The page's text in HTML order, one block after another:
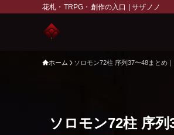
花札・TRPG・創作の入口 | サザノノ
ホーム ソロモン72柱 序列37〜48まとめ
ソロモン72柱 序